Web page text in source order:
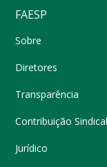
FAESP
Sobre
Diretores
Transparência
Contribuição Sindical
Jurídico